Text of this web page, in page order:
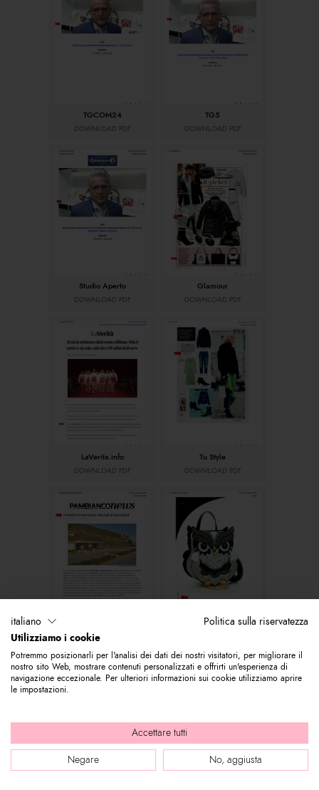
TGCOM24
DOWNLOAD PDF
TG5
DOWNLOAD PDF
Studio Aperto
DOWNLOAD PDF
Glamour
DOWNLOAD PDF
LaVerita.info
DOWNLOAD PDF
Tu Style
DOWNLOAD PDF
DOWNLOAD PDF
Leather & Luxury
italiano Politica sulla riservatezza
Utilizziamo i cookie
Potremmo posizionarli per l'analisi dei dati dei nostri visitatori, per migliorare il
nostro sito Web, mostrare contenuti personalizzati e offrirti un'esperienza di
navigazione eccezionale. Per ulteriori informazioni sui cookie utilizziamo aprire
le impostazioni.
Accettare tutti
Negare
No, aggiusta